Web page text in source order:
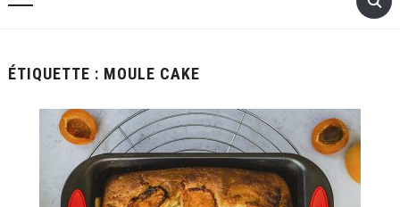
ÉTIQUETTE : MOULE CAKE